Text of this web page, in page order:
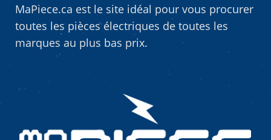
MaPiece.ca est le site idéal pour vous procurer
toutes les pièces électriques de toutes les
marques au plus bas prix.